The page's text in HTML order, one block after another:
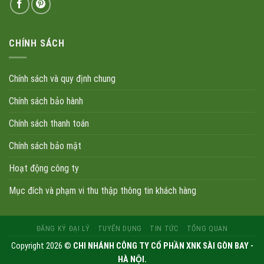
CHÍNH SÁCH
Chính sách và quy định chung
Chính sách bảo hành
Chính sách thanh toán
Chính sách bảo mật
Hoạt động công ty
Mục đích và phạm vi thu thập thông tin khách hàng
ĐĂNG KÝ ĐẠI LÝ TUYỂN DỤNG TIN TỨC TỔNG QUAN
Copyright 2026 © CHI NHÁNH CÔNG TY CỔ PHẦN XNK SÀI GÒN BAY -
HÀ NỘI.